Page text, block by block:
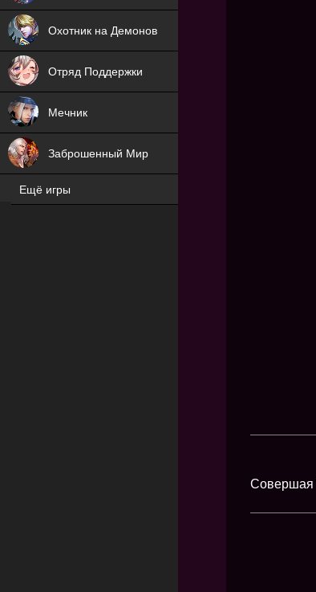
Совершая
Охотник на Демонов
ХИТ
Отряд Поддержки
ХИТ
Мечник
Заброшенный Мир
NEW
Ещё игры